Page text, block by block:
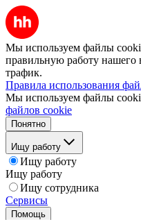
Мы используем файлы
правильную работу нашего
трафик.
Правила использования
Мы используем файлы
файлов cookie
Понятно
Ищу работу
Ищу работу
Ищу работу
Ищу сотрудника
Сервисы
Помощь